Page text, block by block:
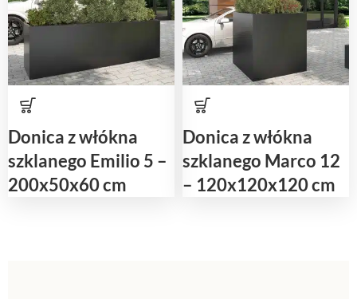
Donica z włókna
szklanego Emilio 5 –
200x50x60 cm
Donica z włókna
szklanego Marco 12
– 120x120x120 cm